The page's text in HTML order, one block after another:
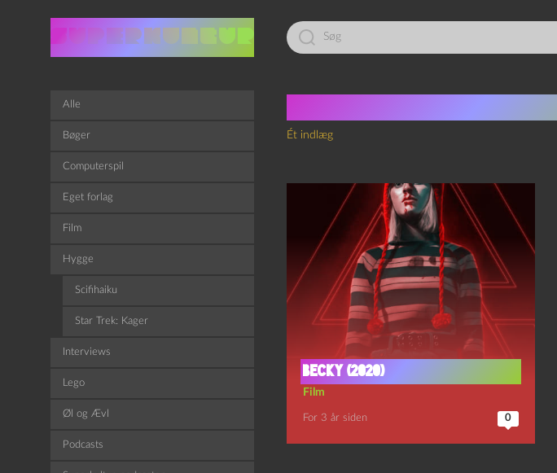
Led
efter:
Ét indlæg
Becky (2020)
Film
For 3 år siden 0
Alle
Bøger
Computerspil
Eget forlag
Film
Hygge
Scifihaiku
Star Trek: Kager
Interviews
Lego
Øl og Ævl
Podcasts